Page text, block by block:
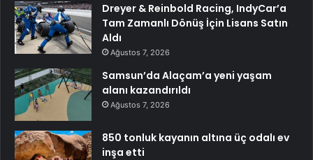
Dreyer & Reinbold Racing, IndyCar’a
Tam Zamanlı Dönüş İçin Lisans Satın
Aldı
Ağustos 7, 2026
Samsun’da Alaçam’a yeni yaşam
alanı kazandırıldı
Ağustos 7, 2026
850 tonluk kayanın altına üç odalı ev
inşa etti